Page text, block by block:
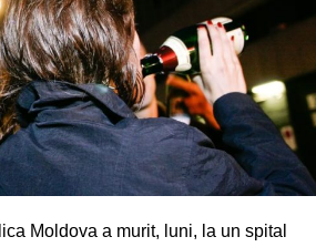
Moldova a murit, luni, la un spital